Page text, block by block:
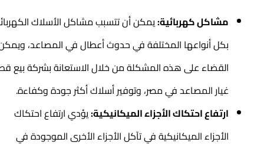
مشاكل كهربائية:يمكن أن تتسبب مشاكل الأسلاك الكهربائية
بكل أنواعها المختلفة في حدوث أعطال في المصاعد، ويمكن
القضاء على هذه المشكلة من خلال الاستعانة بشركة بيع قطع
غيار المصاعد في مصر، وتوفير أسلاك أكثر جودة وكفاءة.
ارتفاع احتكاك الأجزاء الميكانيكية:يؤدي ارتفاع احتكاك
الأجزاء الميكانيكية في تآكل الأجزاء الأخرى الموجودة في